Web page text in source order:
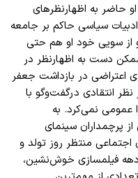
حاضر به اظهارنظر‌های
سیاسی حاکم بر جامعه
و از سویی خود او هم حتی
دست به اظهارنظر در
اعتراضی در بازداشت جعفر
انتقادی در‌گفت‌وگو با
عمومی‌ نمی‌کرد. به
از پرچمداران سینمای
منتظر روز تولد و
فیلمسازی خوش‌نشین،